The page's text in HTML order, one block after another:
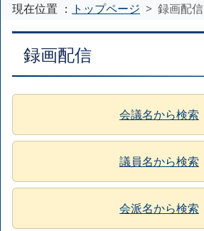
現在位置 ： トップページ 録画配信
録画配信
会議名から検索
議員名から検索
会派名から検索